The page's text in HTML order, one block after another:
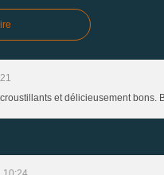
et délicieusement bons.